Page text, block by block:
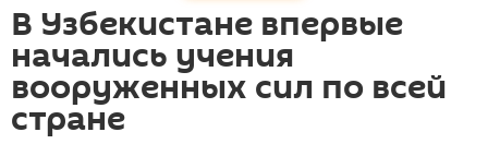
В Узбекистане впервые
начались учения
вооруженных сил по всей
стране